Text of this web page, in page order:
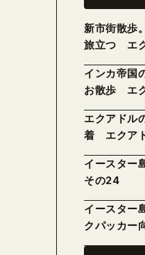
新市街散歩
旅立つ エ
インカ帝国
お散歩 エ
エクアドル
着 エクア
イースター
その24
イースター
クパッカー